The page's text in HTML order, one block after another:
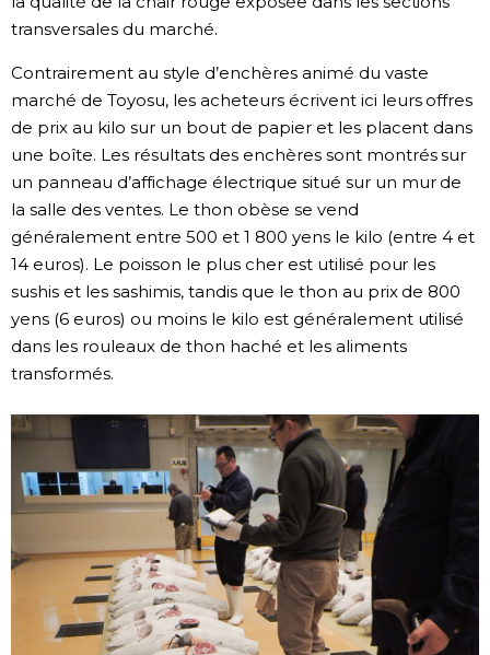
transversales du marché.
Contrairement au style d’enchères animé du vaste
marché de Toyosu, les acheteurs écrivent ici leurs offres
de prix au kilo sur un bout de papier et les placent dans
une boîte. Les résultats des enchères sont montrés sur
un panneau d’affichage électrique situé sur un mur de
la salle des ventes. Le thon obèse se vend
généralement entre 500 et 1 800 yens le kilo (entre 4 et
14 euros). Le poisson le plus cher est utilisé pour les
sushis et les sashimis, tandis que le thon au prix de 800
yens (6 euros) ou moins le kilo est généralement utilisé
dans les rouleaux de thon haché et les aliments
transformés.